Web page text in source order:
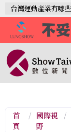
首
頁
/ 國際視
野
/